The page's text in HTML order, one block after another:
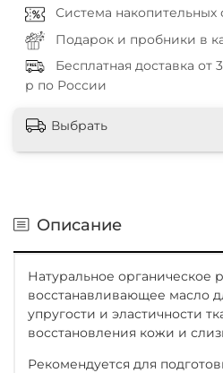
Система накопительных
Подарок и пробники в
Бесплатная доставка от
р по России
Выбрать
Описание
Натуральное
восстанавливающее масло
упругости и эластичности
восстановления кожи и
Рекомендуется для